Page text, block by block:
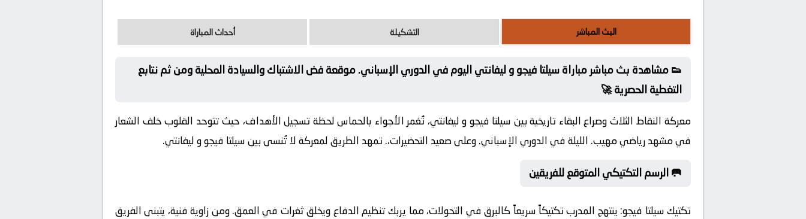
البث المباشر التشكيلة أحداث المباراة
👟 مشاهدة بث مباشر مباراة سيلتا فيجو و ليفانتي اليوم في الدوري الإسباني. موقعة فض الاشتباك والسيادة المحلية ومن ثم نتابع
التغطية الحصرية 🚀
معركة النقاط الثلاث وصراع البقاء تاريخية بين سيلتا فيجو و ليفانتي، تُغمر الأجواء بالحماس لحظة تسجيل الأهداف، حيث تتوحد القلوب خلف الشعار
في مشهد رياضي مهيب. الليلة في الدوري الإسباني. وعلى صعيد التحضيرات،. تمهد الطريق لمعركة لا تُنسى بين سيلتا فيجو و ليفانتي.
🥅 الرسم التكتيكي المتوقع للفريقين
تكتيك سيلتا فيجو: ينتهج المدرب تكتيكاً سريعاً كالبرق في التحولات، مما يربك تنظيم الدفاع ويخلق ثغرات في العمق. ومن زاوية فنية، يتبنى الفريق